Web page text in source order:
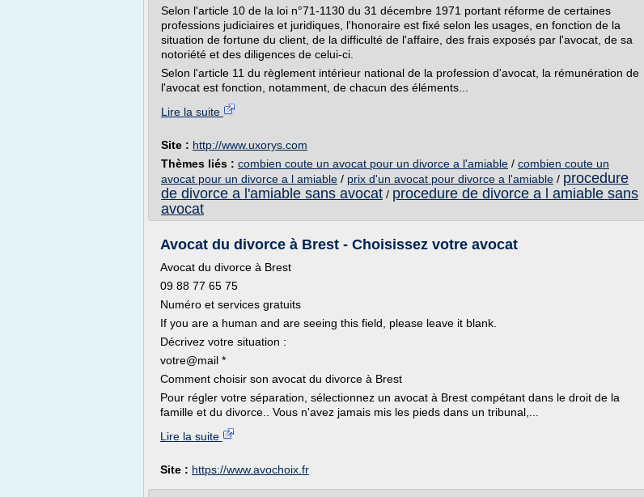
Selon l'article 10 de la loi n°71-1130 du 31 décembre 1971 portant réforme de certaines
professions judiciaires et juridiques, l'honoraire est fixé selon les usages, en fonction de la
situation de fortune du client, de la difficulté de l'affaire, des frais exposés par l'avocat, de sa
notoriété et des diligences de celui-ci.
Selon l'article 11 du règlement intérieur national de la profession d'avocat, la rémunération de
l'avocat est fonction, notamment, de chacun des éléments...
Lire la suite
Site : http://www.uxorys.com
Thèmes liés : combien coute un avocat pour un divorce a l'amiable / combien coute un
avocat pour un divorce a l amiable / prix d'un avocat pour divorce a l'amiable / procedure
de divorce a l'amiable sans avocat / procedure de divorce a l amiable sans
avocat
Avocat du divorce à Brest - Choisissez votre avocat
Avocat du divorce à Brest
09 88 77 65 75
Numéro et services gratuits
If you are a human and are seeing this field, please leave it blank.
Décrivez votre situation :
votre@mail *
Comment choisir son avocat du divorce à Brest
Pour régler votre séparation, sélectionnez un avocat à Brest compétant dans le droit de la
famille et du divorce.. Vous n'avez jamais mis les pieds dans un tribunal,...
Lire la suite
Site : https://www.avochoix.fr